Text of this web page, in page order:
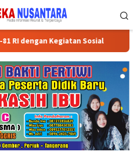
Kegiatan Sosial Partai